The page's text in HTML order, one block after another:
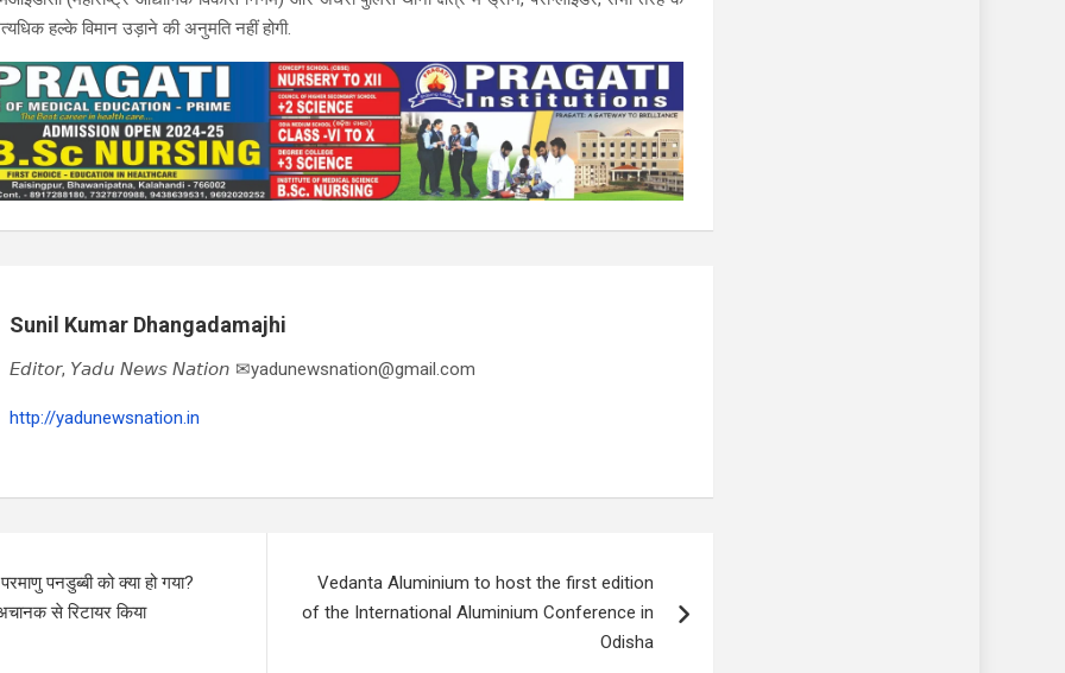
हल्के विमान उड़ाने की अनुमति नहीं होगी.
Sunil Kumar Dhangadamajhi
𝘌𝘥𝘪𝘵𝘰𝘳, 𝘠𝘢𝘥𝘶 𝘕𝘦𝘸𝘴 𝘕𝘢𝘵𝘪𝘰𝘯 ✉yadunewsnation@gmail.com
http://yadunewsnation.in
पनडुब्बी को क्या हो गया?
से र‍िटायर क‍िया
Vedanta Aluminium to host the first edition
of the International Aluminium Conference in
Odisha